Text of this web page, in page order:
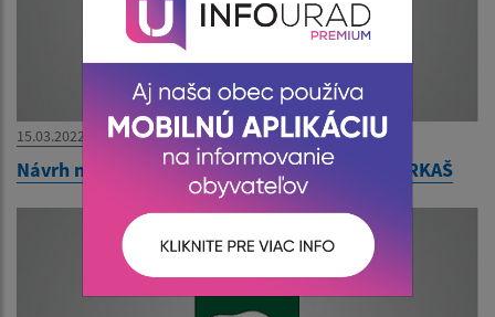
15.03.2022
Návrh na zrušenie trvalého pobytu - Milan FARKAŠ